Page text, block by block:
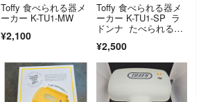
Toffy 食べられる器メ
ーカー K-TU1-MW
¥2,100
Toffy 食べられる器メ
ーカー K-TU1-SP ラ
ドンナ たべられるう
¥2,500